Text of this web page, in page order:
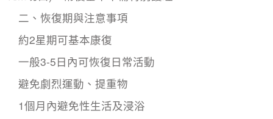
二、恢復期與注意事項
約2星期可基本康復
一般3-5日內可恢復日常活動
避免劇烈運動、提重物
1個月內避免性生活及浸浴